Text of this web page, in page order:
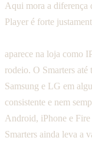
Aqui mora a diferença
Player é forte
aparece na loja como
rodeio. O Smarters
Samsung e LG em
consistente e nem
Android, iPhone e
Smarters ainda leva a